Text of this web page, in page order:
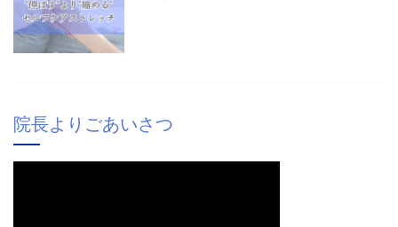
院長よりごあいさつ